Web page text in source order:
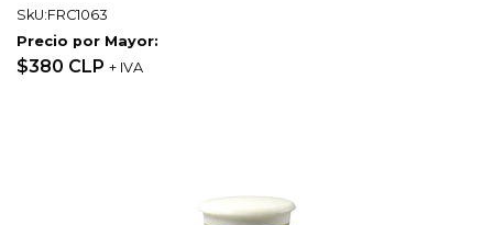
SkU:FRC1063
Precio por Mayor:
$380 CLP + IVA